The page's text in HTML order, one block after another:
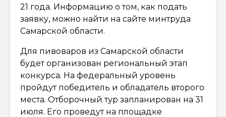
21 года. Информацию о том, как подать
заявку, можно найти на сайте минтруда
Самарской области.
Для пивоваров из Самарской области
будет организован региональный этап
конкурса. На федеральный уровень
пройдут победитель и обладатель второго
места. Отборочный тур запланирован на 31
июля. Его проведут на площадке